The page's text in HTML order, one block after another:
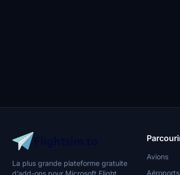
La plus grande plateforme gratuite
d’add-ons pour Microsoft Flight
Avions
Aéroports